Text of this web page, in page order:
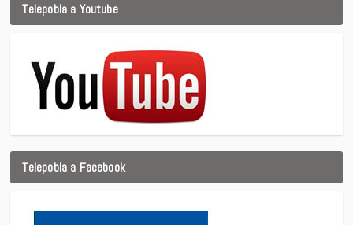
Telepobla a Youtube
Telepobla a Facebook